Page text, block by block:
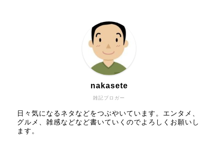
雑記ブロガー
nakasete
日々気になるネタなどをつぶやいています。エンタメ、
グルメ、雑感などなど書いていくのでよろしくお願いし
ます。